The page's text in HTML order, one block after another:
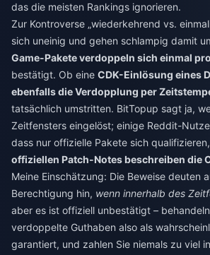
das die meisten Rankings ignorieren.
Zur Kontroverse „wiederkehrend vs.
sich uneinig und gehen schlampig damit
Game-Pakete verdoppeln sich einmal
bestätigt. Ob eine CDK-Einlösung eines
ebenfalls die Verdopplung per
tatsächlich umstritten. BitTopup sagt ja,
Zeitfensters eingelöst; einige Reddit-
dass nur offizielle Pakete sich
offiziellen Patch-Notes beschreiben die
Meine Einschätzung: Die Beweise deuten
Berechtigung hin, wenn innerhalb des
aber es ist offiziell unbestätigt –
verdoppelte Guthaben also als
garantiert, und zahlen Sie niemals zu viel